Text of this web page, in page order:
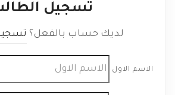
تسجيل
لديك حساب بالفعل؟
الاسم الاول